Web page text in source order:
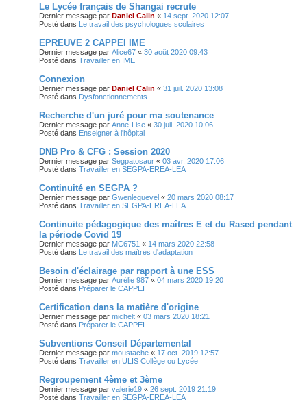
Le Lycée français de Shangai recrute
Dernier message par Daniel Calin « 14 sept. 2020 12:07
Posté dans Le travail des psychologues scolaires
EPREUVE 2 CAPPEI IME
Dernier message par Alice67 « 30 août 2020 09:43
Posté dans Travailler en IME
Connexion
Dernier message par Daniel Calin « 31 juil. 2020 13:08
Posté dans Dysfonctionnements
Recherche d'un juré pour ma soutenance
Dernier message par Anne-Lise « 30 juil. 2020 10:06
Posté dans Enseigner à l'hôpital
DNB Pro & CFG : Session 2020
Dernier message par Segpatosaur « 03 avr. 2020 17:06
Posté dans Travailler en SEGPA-EREA-LEA
Continuité en SEGPA ?
Dernier message par Gwenleguevel « 20 mars 2020 08:17
Posté dans Travailler en SEGPA-EREA-LEA
Continuite pédagogique des maîtres E et du Rased pendant
la période Covid 19
Dernier message par MC6751 « 14 mars 2020 22:58
Posté dans Le travail des maîtres d'adaptation
Besoin d'éclairage par rapport à une ESS
Dernier message par Aurélie 987 « 04 mars 2020 19:20
Posté dans Préparer le CAPPEI
Certification dans la matière d'origine
Dernier message par michelt « 03 mars 2020 18:21
Posté dans Préparer le CAPPEI
Subventions Conseil Départemental
Dernier message par moustache « 17 oct. 2019 12:57
Posté dans Travailler en ULIS Collège ou Lycée
Regroupement 4ème et 3ème
Dernier message par valerie19 « 26 sept. 2019 21:19
Posté dans Travailler en SEGPA-EREA-LEA